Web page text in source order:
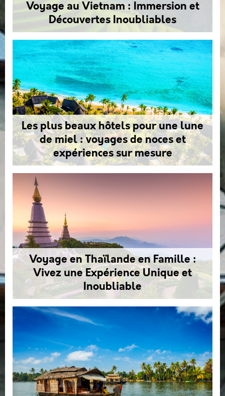
Les plus beaux hôtels pour une lune
de miel : voyages de noces et
expériences sur mesure
Voyage en Thaïlande en Famille :
Vivez une Expérience Unique et
Inoubliable
Voyage au Vietnam : Immersion et
Découvertes Inoubliables